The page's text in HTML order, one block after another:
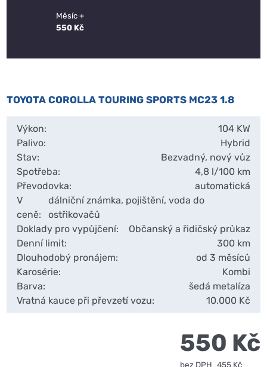
Měsíc +
550 Kč
TOYOTA COROLLA TOURING SPORTS MC23 1.8
Výkon:
104 KW
Palivo:
Hybrid
Stav:
Bezvadný, nový vůz
Spotřeba:
4,8 l/100 km
Převodovka:
automatická
V
ceně:
dálniční známka, pojištění, voda do
ostřikovačů
Doklady pro vypůjčení:
Občanský a řidičský průkaz
Denní limit:
300 km
Dlouhodobý pronájem:
od 3 měsíců
Karosérie:
Kombi
Barva:
šedá metalíza
Vratná kauce při převzetí vozu:
10.000 Kč
550 Kč
bez DPH 455 Kč